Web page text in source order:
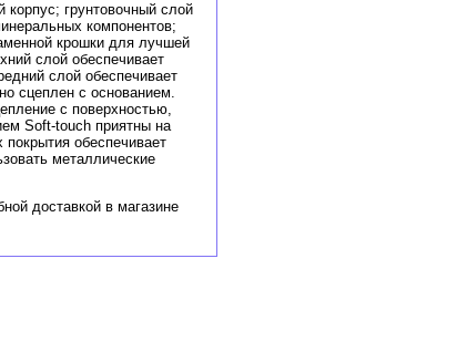
грунтовочный слой
компонентов;
крошки для лучшей
слой обеспечивает
слой обеспечивает
сцеплен с основанием.
с поверхностью,
Soft-touch приятны на
обеспечивает
металлические
доставкой в магазине